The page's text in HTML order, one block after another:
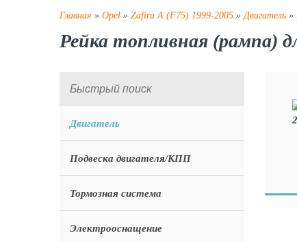
Главная » Opel » Zafira A (F75) 1999-2005 »Двигатель »
Рейка топливная (рампа)
Двигатель
Подвеска двигателя/КПП
Тормозная система
Электрооснащение